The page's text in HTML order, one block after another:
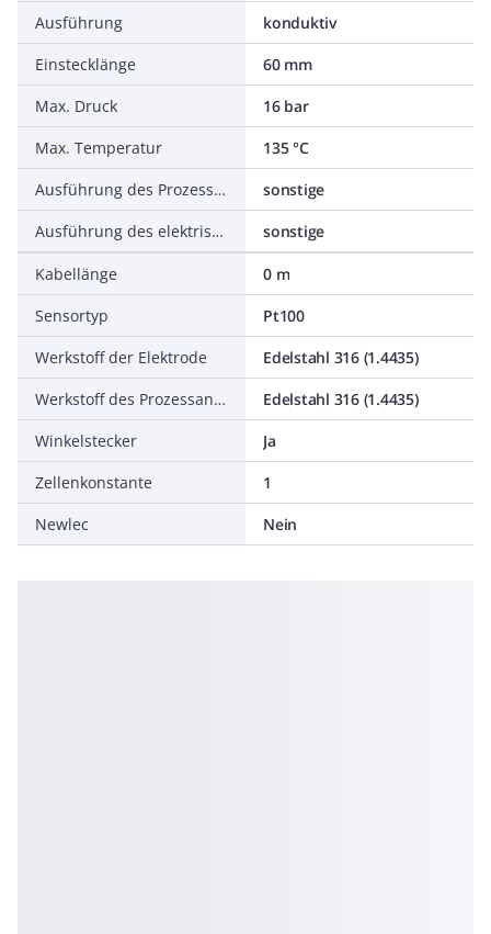
Ausführung
konduktiv
Einstecklänge
60 mm
Max. Druck
16 bar
Max. Temperatur
135 °C
Ausführung des Prozessanschlusses
sonstige
Ausführung des elektrischen Anschlusses
sonstige
Kabellänge
0 m
Sensortyp
Pt100
Werkstoff der Elektrode
Edelstahl 316 (1.4435)
Werkstoff des Prozessanschlusses
Edelstahl 316 (1.4435)
Winkelstecker
Ja
Zellenkonstante
1
Newlec
Nein